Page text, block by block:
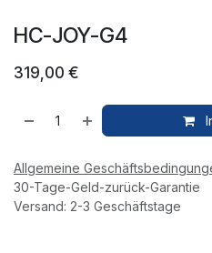
HC-JOY-G4
319,00 €
Allgemeine
30-Tage-Geld-zurück-Garantie
Versand: 2-3 Geschäftstage